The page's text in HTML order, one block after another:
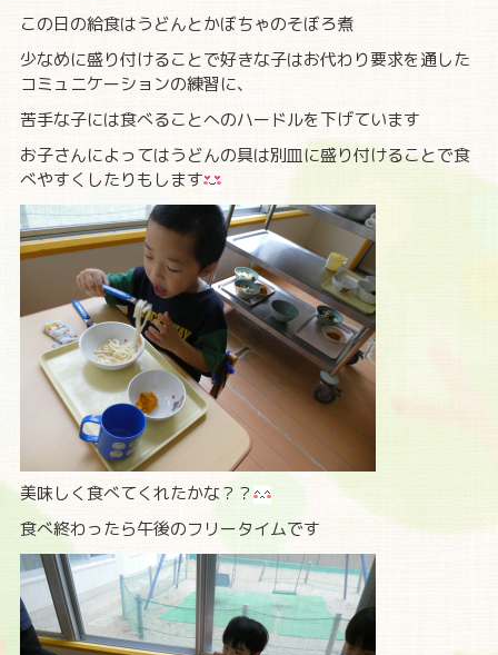
この日の給食はうどんとかぼちゃのそぼろ煮
少なめに盛り付けることで好きな子はお代わり要求を通した
コミュニケーションの練習に、
苦手な子には食べることへのハードルを下げています
お子さんによってはうどんの具は別皿に盛り付けることで食
べやすくしたりもします
美味しく食べてくれたかな？？
食べ終わったら午後のフリータイムです